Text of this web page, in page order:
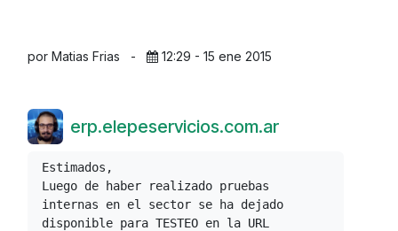
por Matias Frias - 12:29 - 15 ene 2015
erp.elepeservicios.com.ar
Estimados,
Luego de haber realizado pruebas
internas en el sector se ha dejado
disponible para TESTEO en la URL